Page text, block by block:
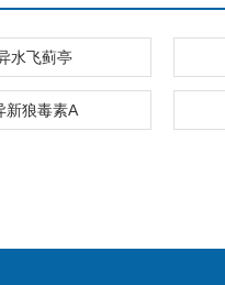
水飞蓟亭
新狼毒素A